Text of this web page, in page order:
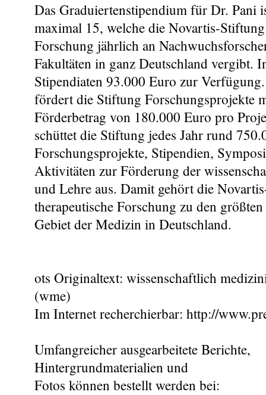
Das Graduiertenstipendium für Dr. Pani
maximal 15, welche die Novartis-
Forschung jährlich an
Fakultäten in ganz Deutschland vergibt.
Stipendiaten 93.000 Euro zur
fördert die Stiftung Forschungsprojekte
Förderbetrag von 180.000 Euro pro
schüttet die Stiftung jedes Jahr rund
Forschungsprojekte, Stipendien,
Aktivitäten zur Förderung der
und Lehre aus. Damit gehört die
therapeutische Forschung zu den
Gebiet der Medizin in Deutschland.
ots Originaltext: wissenschaftlich
(wme)
Im Internet recherchierbar: http://
Umfangreicher ausgearbeitete Berichte,
Hintergrundmaterialien und
Fotos können bestellt werden bei: